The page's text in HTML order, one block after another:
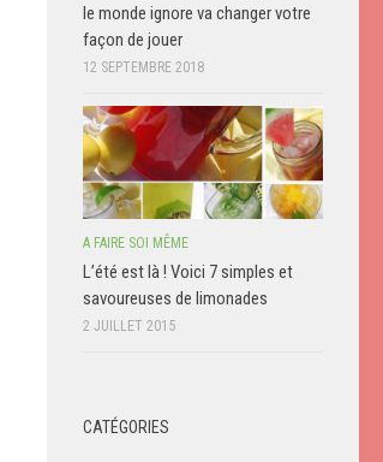
le monde ignore va changer votre
façon de jouer
12 SEPTEMBRE 2018
A FAIRE SOI MÊME
L’été est là ! Voici 7 simples et
savoureuses de limonades
2 JUILLET 2015
CATÉGORIES